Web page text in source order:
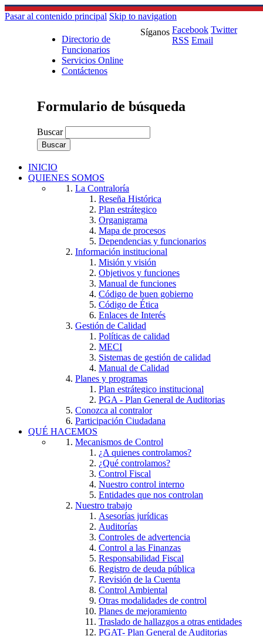
Pasar al contenido principal Skip to navigation
Directorio de
Funcionarios
Servicios Online
Contáctenos
Síganos Facebook Twitter
RSS Email
Formulario de búsqueda
Buscar
INICIO
QUIENES SOMOS
La Contraloría
Reseña Histórica
Plan estrátegico
Organigrama
Mapa de procesos
Dependencias y funcionarios
Información institucional
Misión y visión
Objetivos y funciones
Manual de funciones
Código de buen gobierno
Código de Ética
Enlaces de Interés
Gestión de Calidad
Políticas de calidad
MECI
Sistemas de gestión de calidad
Manual de Calidad
Planes y programas
Plan estrátegico institucional
PGA - Plan General de Auditorias
Conozca al contralor
Participación Ciudadana
QUÉ HACEMOS
Mecanismos de Control
¿A quienes controlamos?
¿Qué controlamos?
Control Fiscal
Nuestro control interno
Entidades que nos controlan
Nuestro trabajo
Asesorías jurídicas
Auditorías
Controles de advertencia
Control a las Finanzas
Responsabilidad Fiscal
Registro de deuda pública
Revisión de la Cuenta
Control Ambiental
Otras modalidades de control
Planes de mejoramiento
Traslado de hallazgos a otras entidades
PGAT- Plan General de Auditorias